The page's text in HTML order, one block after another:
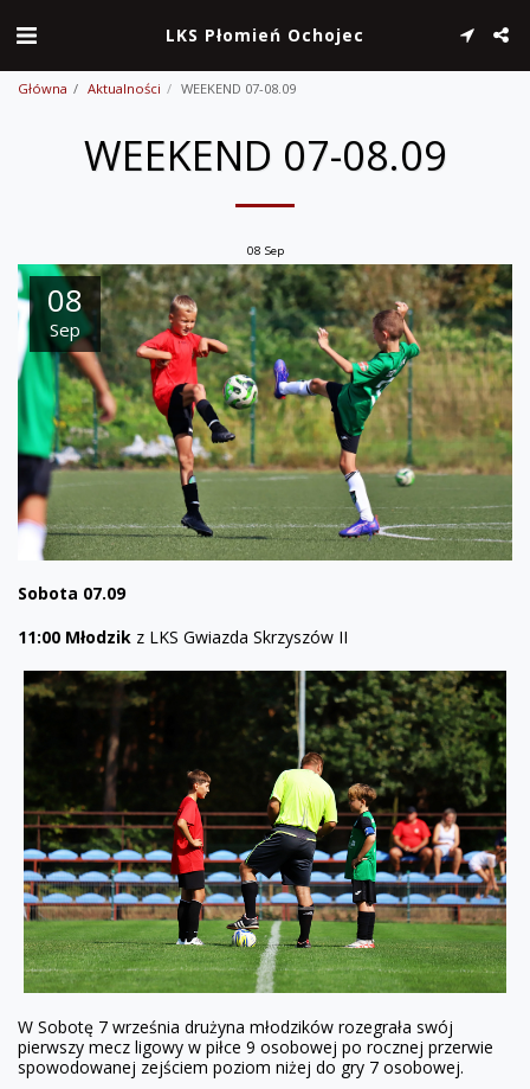
LKS Płomień Ochojec
Główna Aktualności WEEKEND 07-08.09
WEEKEND 07-08.09
08 Sep
08
Sep
Sobota 07.09
11:00 Młodzik z LKS Gwiazda Skrzyszów II
W Sobotę 7 września drużyna młodzików rozegrała swój
pierwszy mecz ligowy w piłce 9 osobowej po rocznej przerwie
spowodowanej zejściem poziom niżej do gry 7 osobowej.